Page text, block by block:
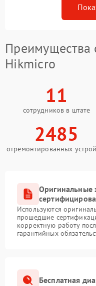
Преимущества
Hikmicro
11
сотрудников в штате
2485
отремонтированных
Оригинальные
Используются
прошедшие
корректную работу
гарантийных
Бесплатная